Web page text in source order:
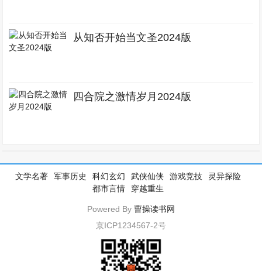
从知否开始当文圣2024版
四合院之激情岁月2024版
文学名著 军事历史 科幻玄幻 武侠仙侠 游戏竞技
灵异探险
都市言情
穿越重生
Powered By 曹操读书网
京ICP1234567-2号